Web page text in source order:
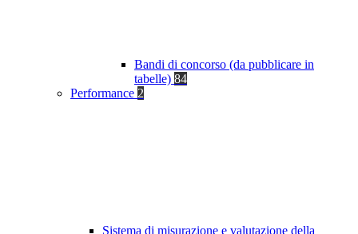
Bandi di concorso (da pubblicare in
tabelle) 84
Performance 2
Sistema di misurazione e valutazione della